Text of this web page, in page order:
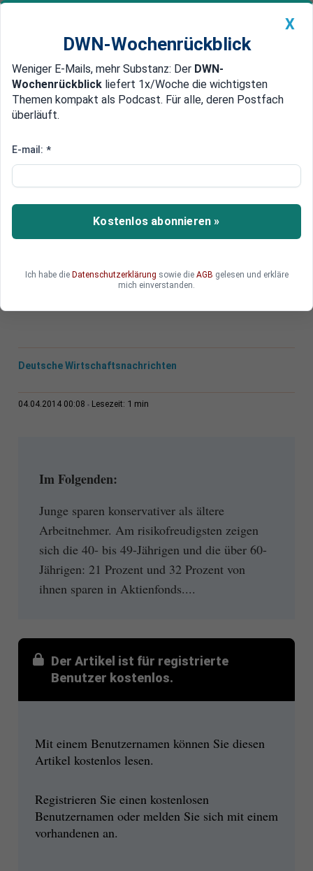
Newsticker MEIN DWN: Geldanlage Premium
Edelmetalle DWN-Magazin China
Konservatives Sparen bevorzugt
Risiko durchschaut: Jugendliche
lehnen „geschenktes“ Geld vom
Staat ab
Junge Sparer setzen verstärkt auf konservative
allerdings ist das Ausfall-Risiko gering.
Betriebliche Vorsorgen können junge
Deutsche Wirtschaftsnachrichten
04.04.2014 00:08 Lesezeit: 1 min
Im Folgenden:
Junge sparen konservativer als ältere
Arbeitnehmer. Am risikofreudigsten zeigen
sich die 40- bis 49-Jährigen und die über 60-
Jährigen: 21 Prozent und 32 Prozent von
ihnen sparen in Aktienfonds....
Der Artikel ist für registrierte
Benutzer kostenlos.
Mit einem Benutzernamen können Sie diesen
Artikel kostenlos lesen.
Registrieren Sie einen kostenlosen
Benutzernamen oder melden Sie sich mit einem
vorhandenen an.
X
DWN-Wochenrückblick
Weniger E-Mails, mehr Substanz: Der DWN-
Wochenrückblick liefert 1x/Woche die wichtigsten
Themen kompakt als Podcast. Für alle, deren Postfach
überläuft.
E-mail: *
Kostenlos abonnieren »
Ich habe die Datenschutzerklärung sowie die AGB gelesen und erkläre
mich einverstanden.